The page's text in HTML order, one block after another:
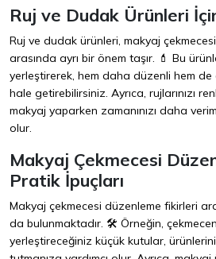
Ruj ve Dudak Ürünleri
Ruj ve dudak ürünleri, makyaj
arasında ayrı bir önem taşır. 💄 Bu
yerleştirerek, hem daha düzenli hem
hale getirebilirsiniz. Ayrıca, rujlarınızı
makyaj yaparken zamanınızı daha
olur.
Makyaj Çekmecesi
Pratik İpuçları
Makyaj çekmecesi düzenleme fikirleri
da bulunmaktadır. 🛠️ Örneğin,
yerleştireceğiniz küçük kutular,